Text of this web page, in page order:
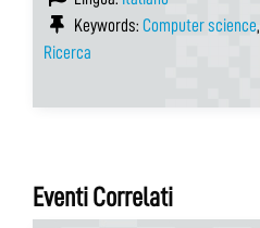
Keywords: Computer science,
Ricerca
Eventi Correlati